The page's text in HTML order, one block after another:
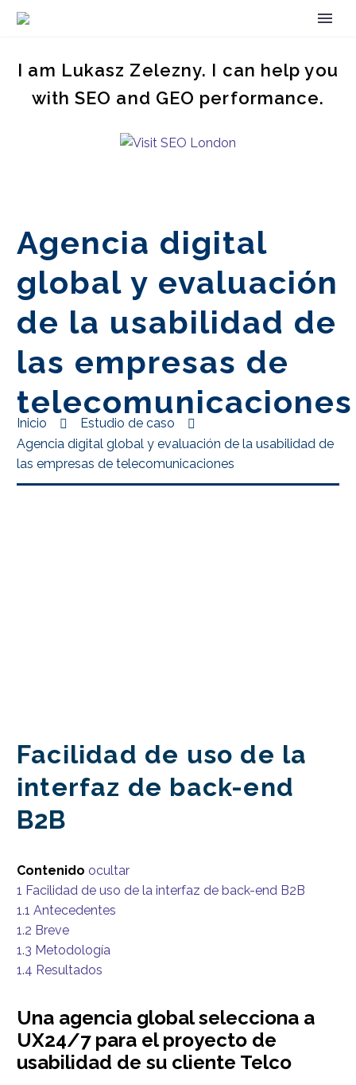
I am Lukasz Zelezny. I can help you
with SEO and GEO performance.
Agencia digital
global y evaluación
de la usabilidad de
las empresas de
telecomunicaciones
Inicio
Estudio de caso
Agencia digital global y evaluación de la usabilidad de
las empresas de telecomunicaciones
Facilidad de uso de la
interfaz de back-end
B2B
Contenido ocultar
1 Facilidad de uso de la interfaz de back-end B2B
1.1 Antecedentes
1.2 Breve
1.3 Metodología
1.4 Resultados
Una agencia global selecciona a
UX24/7 para el proyecto de
usabilidad de su cliente Telco